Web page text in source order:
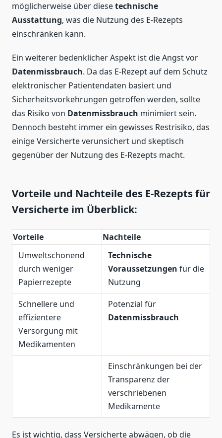
möglicherweise über diesetechnische
Ausstattung, was die Nutzung des E-Rezepts
einschränken kann.
Ein weiterer bedenklicher Aspekt ist die Angst vor
Datenmissbrauch. Da das E-Rezept auf dem Schutz
elektronischer Patientendaten basiert und
Sicherheitsvorkehrungen getroffen werden, sollte
das Risiko von Datenmissbrauch minimiert sein.
Dennoch besteht immer ein gewisses Restrisiko, das
einige Versicherte verunsichert und skeptisch
gegenüber der Nutzung des E-Rezepts macht.
Vorteile und Nachteile des E-Rezepts für
Versicherte im Überblick:
Vorteile
Nachteile
Umweltschonend
durch weniger
Papierrezepte
Technische
Voraussetzungen für die
Nutzung
Schnellere und
effizientere
Versorgung mit
Medikamenten
Potenzial für
Datenmissbrauch
Einschränkungen bei der
Transparenz der
verschriebenen
Medikamente
Es ist wichtig, dass Versicherte abwägen, ob die